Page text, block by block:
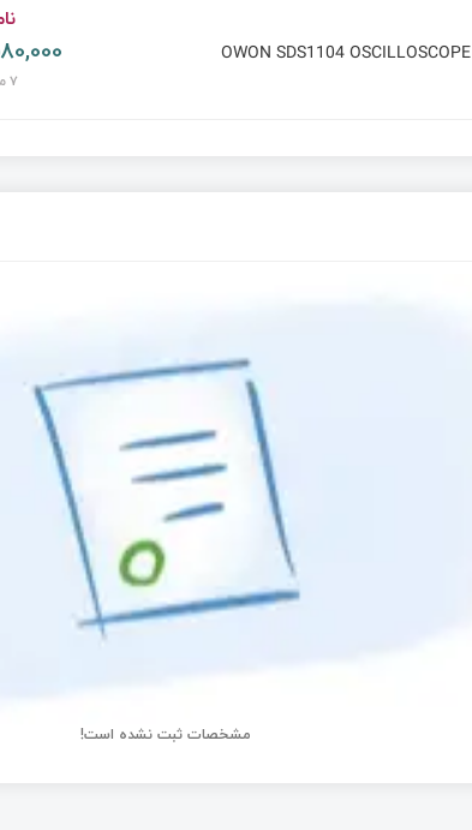
OWON SDS1104 OSCILLOSCOPE
4,080,000
7 ماه پیش
مشخصات ثبت نشده است!